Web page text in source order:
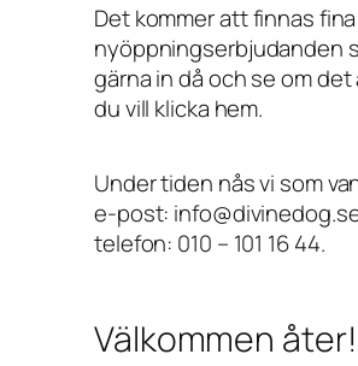
Det kommer att finnas fina
nyöppningserbjudanden
gärna in då och se om
du vill klicka hem.
Under tiden nås vi som
e-post:
telefon: 010 – 101 16 44.
Välkommen åter!